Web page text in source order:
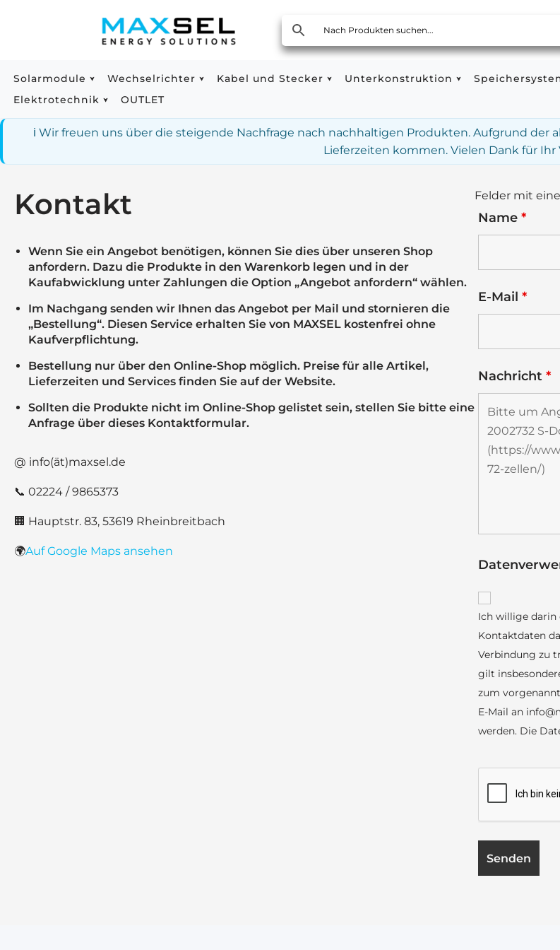
springen
Solarmodule Wechselrichter Kabel und Stecker Unterkonstruktion
Elektrotechnik
OUTLET
ℹ️ Wir freuen uns über die steigende Nachfrage nach nachhaltigen Produkten. Aufgrund
Lieferzeiten kommen. Vielen Dank für Ihr
Kontakt
Wenn Sie ein Angebot benötigen, können Sie dies über unseren Shop
anfordern. Dazu die Produkte in den Warenkorb legen und in der
Kaufabwicklung unter Zahlungen die Option „Angebot anfordern“ wählen.
Im Nachgang senden wir Ihnen das Angebot per Mail und stornieren die
„Bestellung“. Diesen Service erhalten Sie von MAXSEL kostenfrei ohne
Kaufverpflichtung.
Bestellung nur über den Online-Shop möglich. Preise für alle Artikel,
Lieferzeiten und Services finden Sie auf der Website.
Sollten die Produkte nicht im Online-Shop gelistet sein, stellen Sie bitte eine
Anfrage über dieses Kontaktformular.
@ info(ät)maxsel.de
📞 02224 / 9865373
🏢 Hauptstr. 83, 53619 Rheinbreitbach
🌍Auf Google Maps ansehen
Felder mit
Name *
E-Mail *
Nachricht *
Ich willige darin
Kontaktdaten
Verbindung zu
gilt
zum
E-Mail an
werden. Die